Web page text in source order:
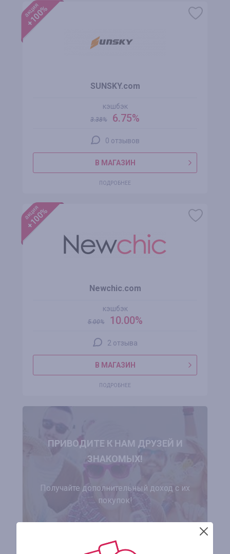
акция
+100%
SUNSKY.com
кэшбэк
3.38% 6.75%
0 отзывов
В МАГАЗИН
ПОДРОБНЕЕ
акция
+100%
Newchic.com
кэшбэк
5.00% 10.00%
2 отзыва
В МАГАЗИН
ПОДРОБНЕЕ
ПРИВОДИТЕ К НАМ ДРУЗЕЙ И
ЗНАКОМЫХ!
Получайте дополнительный доход с их
покупок!
ЗАРЕГИСТРИРОВАТЬСЯ